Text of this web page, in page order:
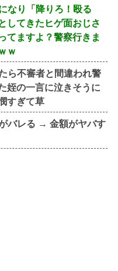
なり「降りろ！殴る
してきたヒゲ面おじさ
てますよ？警察行きま
ｗ
ら不審者と間違われ警
姪の一言に泣きそうに
すぎて草
バレる → 金額がヤバす